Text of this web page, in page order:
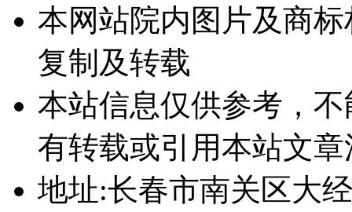
本网站院内图片及商
复制及转载
本站信息仅供参考，
有转载或引用本站文
地址:长春市南关区大